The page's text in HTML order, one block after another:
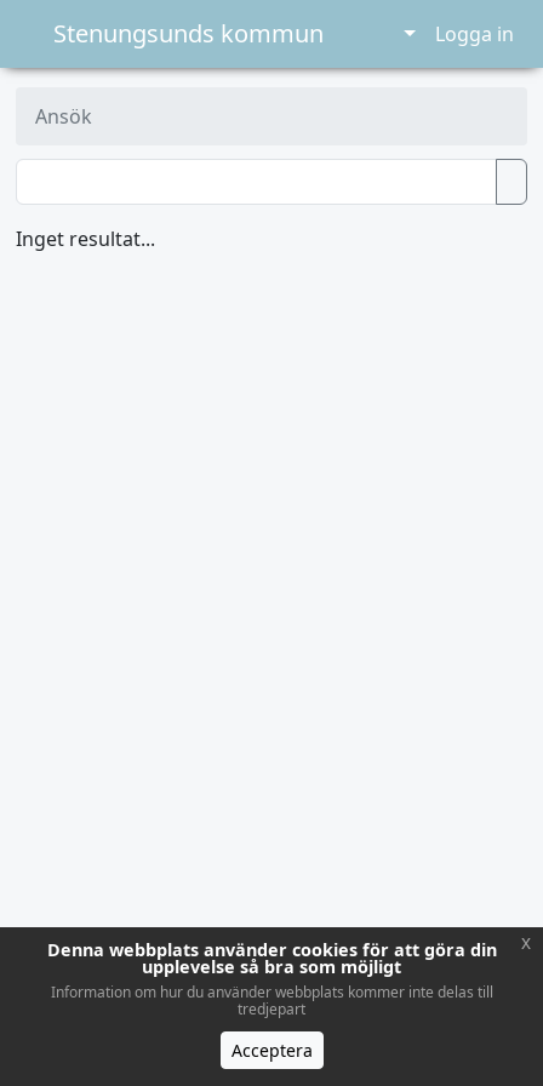
Stenungsunds kommun Logga in
Ansök
Inget resultat...
Denna webbplats använder cookies för att göra din
upplevelse så bra som möjligt
Information om hur du använder webbplats kommer inte delas till
tredjepart
Acceptera
x